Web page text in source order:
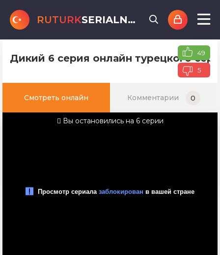
RUTURKSERIALNET .online
Дикий 6 серия онлайн турецкого 49
5
Смотреть онлайн Комментарии 0
Вы остановились на 6 серии